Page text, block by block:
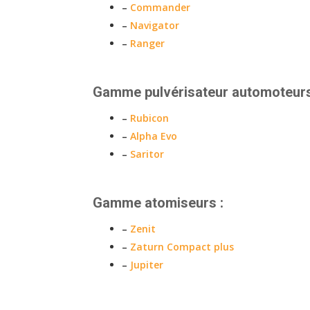
– Commander
– Navigator
– Ranger
Gamme pulvérisateur
– Rubicon
–Alpha Evo
– Saritor
Gamme atomiseurs :
– Zenit
– Zaturn Compact plus
– Jupiter